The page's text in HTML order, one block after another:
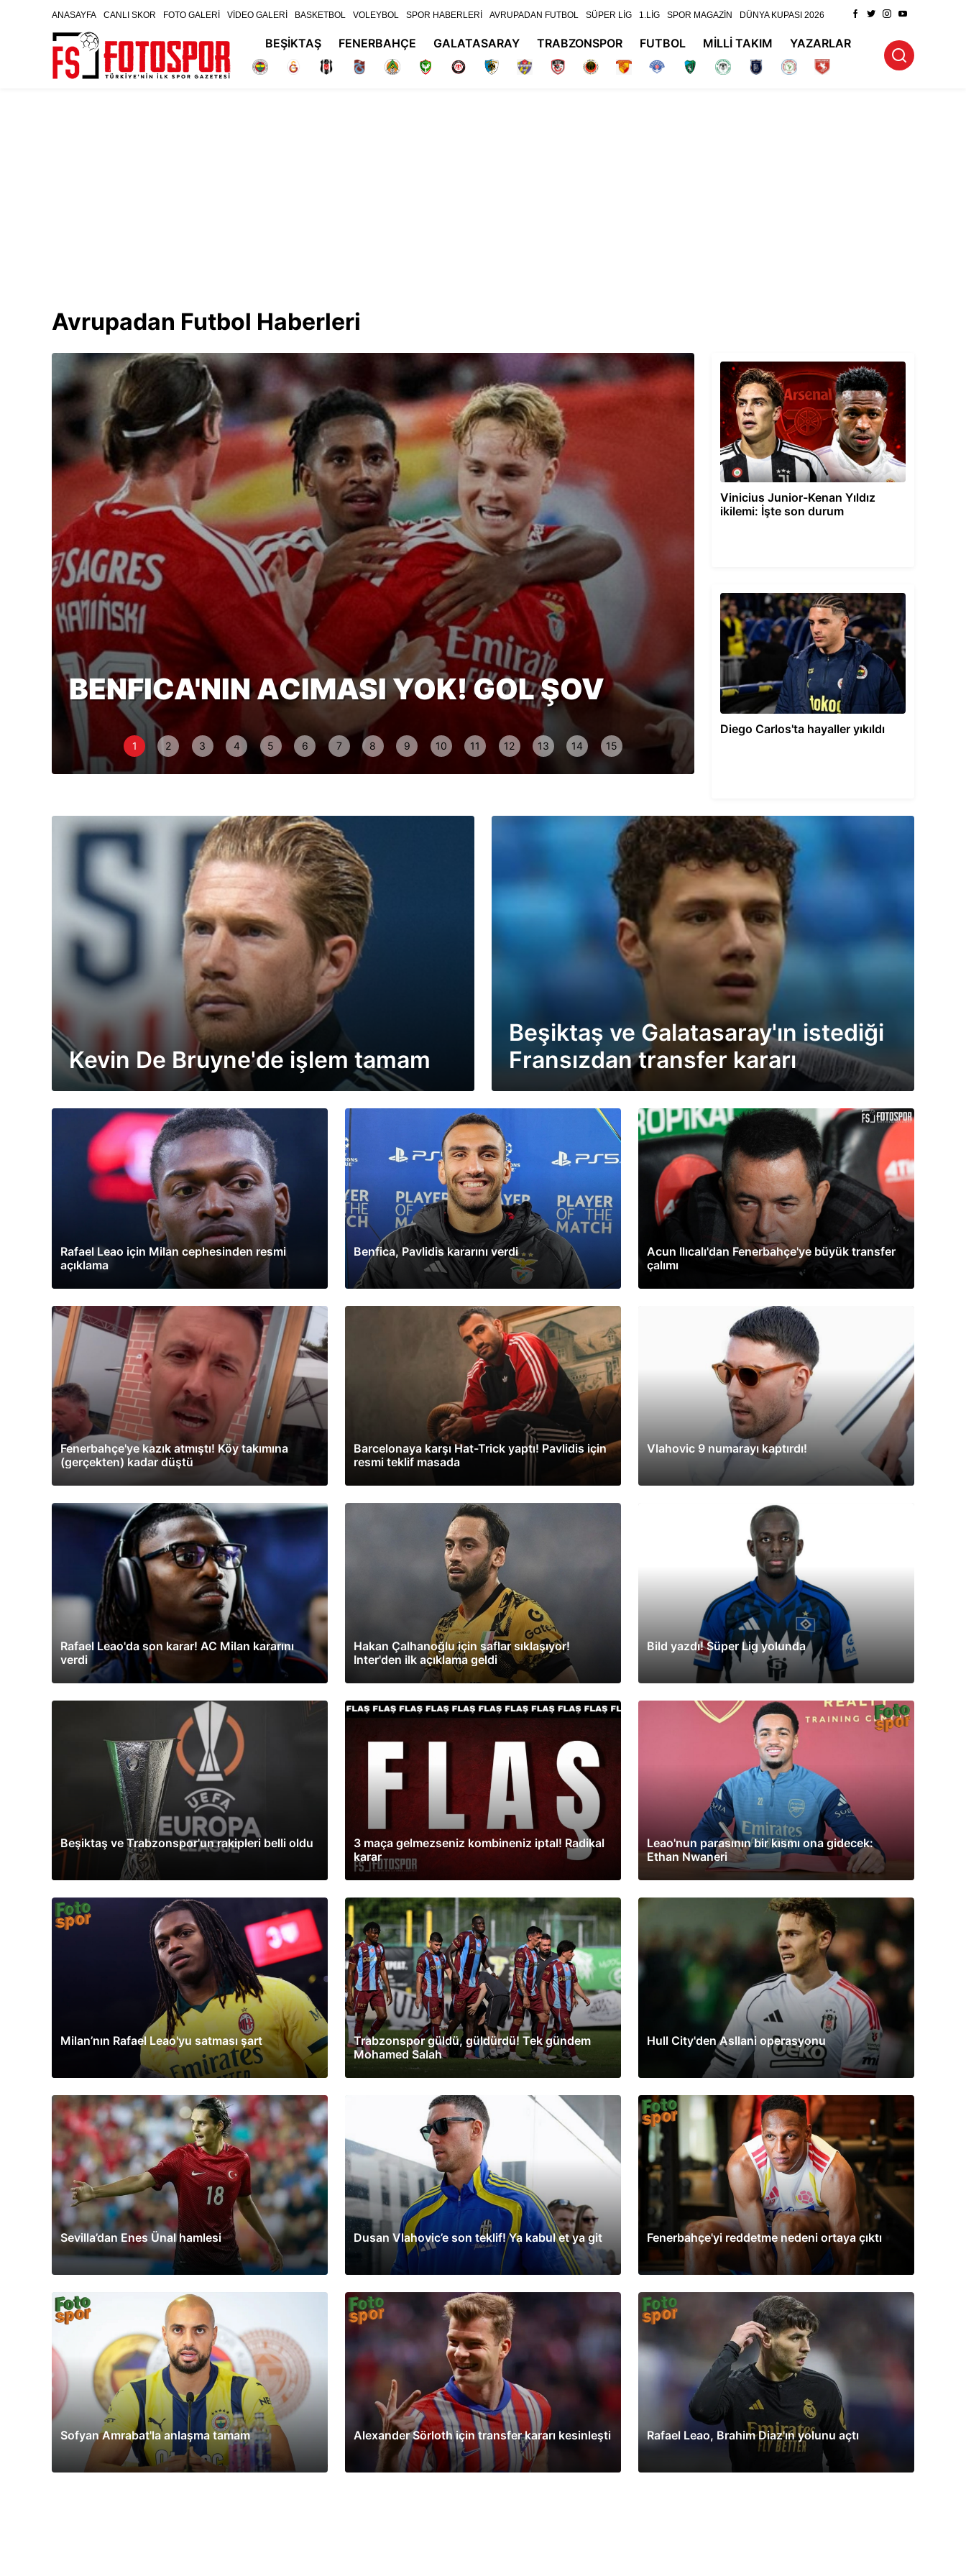
ANASAYFA CANLI SKOR FOTO GALERİ VİDEO GALERİ BASKETBOL VOLEYBOL SPOR HABERLERİ AVRUPADAN FUTBOL SÜPER LİG 1.LİG SPOR MAGAZİN DÜNYA KUPASI 2026
BEŞİKTAŞ FENERBAHÇE GALATASARAY TRABZONSPOR FUTBOL MİLLİ TAKIM YAZARLAR
Avrupadan Futbol Haberleri
BENFICA'NIN ACIMASI YOK! GOL ŞOV
REAL
KARARI
1 2 3 4 5 6 7 8 9 10 11 12 13 14 15
Vinicius Junior-Kenan Yıldız
ikilemi: İşte son durum
Diego Carlos'ta hayaller yıkıldı
Kevin De Bruyne'de işlem tamam
Beşiktaş ve Galatasaray'ın istediği
Fransızdan transfer kararı
Rafael Leao için Milan cephesinden resmi
açıklama
Benfica, Pavlidis kararını verdi
Acun Ilıcalı'dan Fenerbahçe'ye büyük transfer
çalımı
Fenerbahçe'ye kazık atmıştı! Köy takımına
(gerçekten) kadar düştü
Barcelonaya karşı Hat-Trick yaptı! Pavlidis için
resmi teklif masada
Vlahovic 9 numarayı kaptırdı!
Rafael Leao'da son karar! AC Milan kararını
verdi
Hakan Çalhanoğlu için saflar sıklaşıyor!
Inter'den ilk açıklama geldi
Bild yazdı! Süper Lig yolunda
Beşiktaş ve Trabzonspor'un rakipleri belli oldu
3 maça gelmezseniz kombineniz iptal! Radikal
karar
Leao'nun parasının bir kısmı ona gidecek:
Ethan Nwaneri
Milan’nın Rafael Leao'yu satması şart
Trabzonspor güldü, güldürdü! Tek gündem
Mohamed Salah
Hull City'den Asllani operasyonu
Sevilla’dan Enes Ünal hamlesi Dusan Vlahovic’e son teklif! Ya kabul et ya git Fenerbahçe'yi reddetme nedeni ortaya çıktı
Sofyan Amrabat'la anlaşma tamam Alexander Sörloth için transfer kararı kesinleşti Rafael Leao, Brahim Diaz'ın yolunu açtı